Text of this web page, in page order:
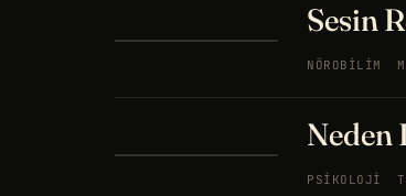
Sesin
NÖROBILIM
Neden
PSIKOLOJI